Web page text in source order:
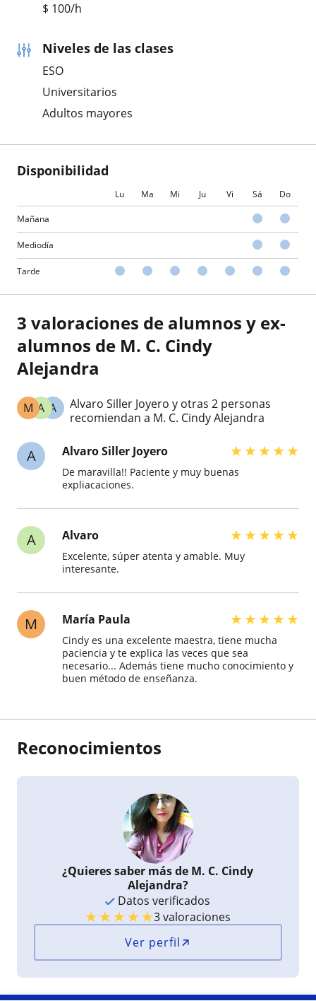
$ 100/h
Niveles de las clases
ESO
Universitarios
Adultos mayores
Disponibilidad
Lu Ma Mi Ju Vi Sá Do
Mañana
Mediodía
Tarde
3 valoraciones de alumnos y ex-
alumnos de M. C. Cindy
Alejandra
A
A
M
Alvaro Siller Joyero y otras 2 personas
recomiendan a M. C. Cindy Alejandra
A Alvaro Siller Joyero ★★★★★
De maravilla!! Paciente y muy buenas
expliacaciones.
A Alvaro ★★★★★
Excelente, súper atenta y amable. Muy
interesante.
M María Paula ★★★★★
Cindy es una excelente maestra, tiene mucha
paciencia y te explica las veces que sea
necesario... Además tiene mucho conocimiento y
buen método de enseñanza.
Reconocimientos
¿Quieres saber más de M. C. Cindy
Alejandra?
Datos verificados
★★★★★3 valoraciones
Ver perfil